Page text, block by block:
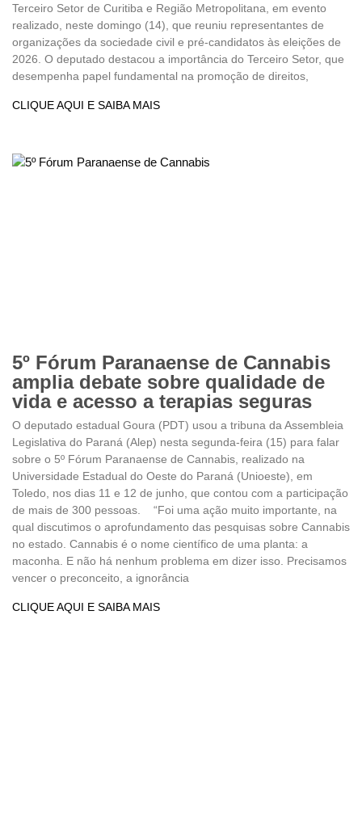
Terceiro Setor de Curitiba e Região Metropolitana, em evento
realizado, neste domingo (14), que reuniu representantes de
organizações da sociedade civil e pré-candidatos às eleições de
2026. O deputado destacou a importância do Terceiro Setor, que
desempenha papel fundamental na promoção de direitos,
CLIQUE AQUI E SAIBA MAIS
5º Fórum Paranaense de Cannabis
amplia debate sobre qualidade de
vida e acesso a terapias seguras
O deputado estadual Goura (PDT) usou a tribuna da Assembleia
Legislativa do Paraná (Alep) nesta segunda-feira (15) para falar
sobre o 5º Fórum Paranaense de Cannabis, realizado na
Universidade Estadual do Oeste do Paraná (Unioeste), em
Toledo, nos dias 11 e 12 de junho, que contou com a participação
de mais de 300 pessoas. “Foi uma ação muito importante, na
qual discutimos o aprofundamento das pesquisas sobre Cannabis
no estado. Cannabis é o nome científico de uma planta: a
maconha. E não há nenhum problema em dizer isso. Precisamos
vencer o preconceito, a ignorância
CLIQUE AQUI E SAIBA MAIS